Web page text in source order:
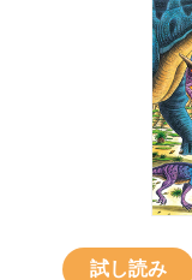
試し読み